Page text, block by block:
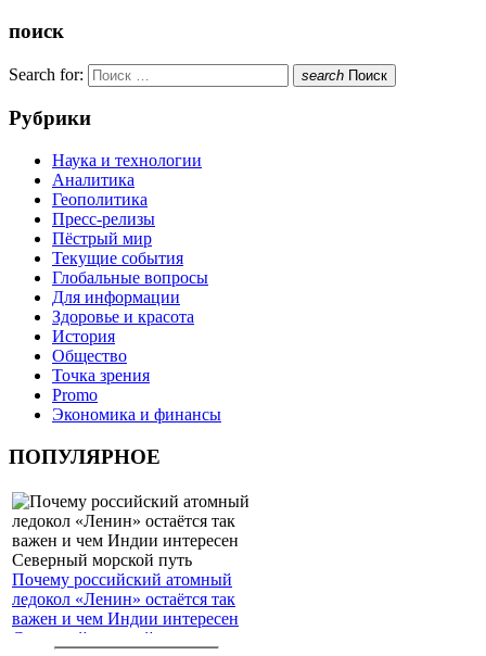
поиск
Search for: search Поиск
Рубрики
Наука и технологии
Аналитика
Геополитика
Пресс-релизы
Пёстрый мир
Текущие события
Глобальные вопросы
Для информации
Здоровье и красота
История
Общество
Точка зрения
Promo
Экономика и финансы
ПОПУЛЯРНОЕ
Почему российский атомный
ледокол «Ленин» остаётся так
важен и чем Индии интересен
Северный морской путь